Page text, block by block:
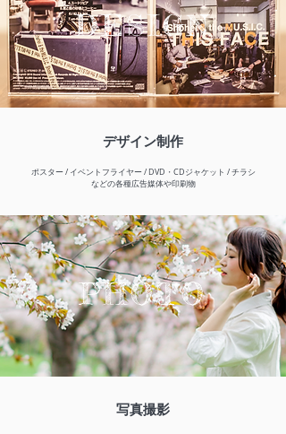
DESIGN
デザイン制作
ポスター / イベントフライヤー / DVD・CDジャケット / チラシ
などの各種広告媒体や印刷物
PHOTO
写真撮影